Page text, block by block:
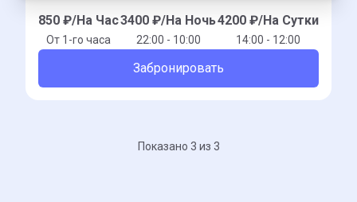
850 ₽/На Час
От 1-го часа
3400 ₽/На Ночь
22:00 - 10:00
4200 ₽/На Сутки
14:00 - 12:00
Забронировать
Показано 3 из 3